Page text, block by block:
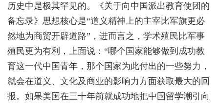
历史中是极其罕见的。《关于向中国派出教育使团的
备忘录》思想核心是“道义精神上的主宰比军旗更必
然地为商贸开辟道路”，进而言之，学术殖民比军事
殖民更为有利，上面说：“哪个国家能够做到成功教
育这一代中国青年，那个国家为此付出的一些努力，
就会在道义、文化及商业的影响力方面获取最大的回
报。如果美国在三十年前就成功地把中国留学潮引向